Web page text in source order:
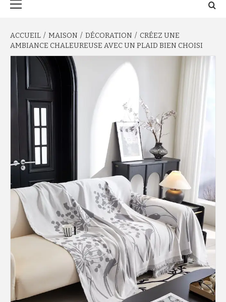
ACCUEIL MAISON DÉCORATION
CRÉEZ UNE
AMBIANCE CHALEUREUSE AVEC UN PLAID BIEN CHOISI